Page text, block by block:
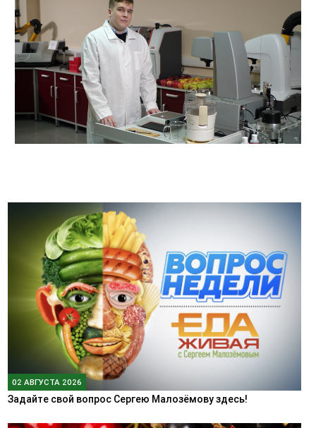
02 АВГУСТА 2026
Задайте свой вопрос Сергею Малозёмову здесь!